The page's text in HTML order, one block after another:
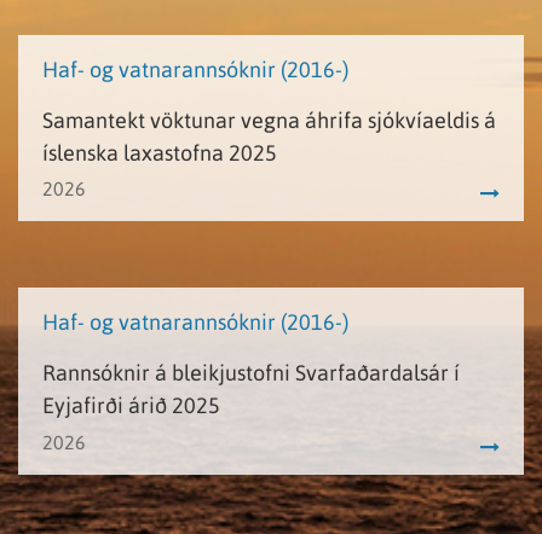
Haf- og vatnarannsóknir (2016-)
Samantekt vöktunar vegna áhrifa sjókvíaeldis á
íslenska laxastofna 2025
2026
Haf- og vatnarannsóknir (2016-)
Rannsóknir á bleikjustofni Svarfaðardalsár í
Eyjafirði árið 2025
2026